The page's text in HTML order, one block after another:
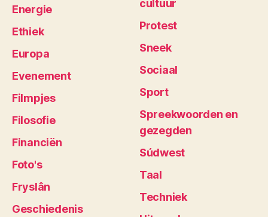
Energie
Ethiek
Europa
Evenement
Filmpjes
Filosofie
Financiën
Foto's
Fryslân
Geschiedenis
cultuur
Protest
Sneek
Sociaal
Sport
Spreekwoorden en
gezegden
Súdwest
Taal
Techniek